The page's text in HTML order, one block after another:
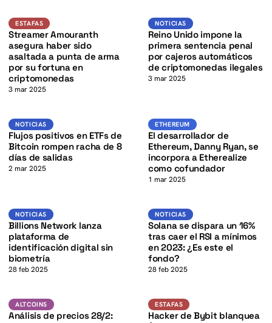
Estafas
ESTAFAS
Streamer Amouranth
asegura haber sido
asaltada a punta de arma
por su fortuna en
criptomonedas
3 mar 2025
Noticias
NOTICIAS
Reino Unido impone la
primera sentencia penal
por cajeros automáticos
de criptomonedas ilegales
3 mar 2025
NOTICIASBTC
K
NOTICIAS
Flujos positivos en ETFs de
Bitcoin rompen racha de 8
días de salidas
2 mar 2025
ETHEREUMETH
ETHEREUM
El desarrollador de
Ethereum, Danny Ryan, se
incorpora a Etherealize
como cofundador
1 mar 2025
Noticias
K
NOTICIAS
Billions Network lanza
plataforma de
identificación digital sin
biometría
28 feb 2025
NOTICIAS SOL
NOTICIAS
Solana se dispara un 16%
tras caer el RSI a mínimos
en 2023: ¿Es este el
fondo?
28 feb 2025
ALTCOINS BTC
ALTCOINS
Análisis de precios 28/2:
ESTAFAS
ESTAFAS
Hacker de Bybit blanquea